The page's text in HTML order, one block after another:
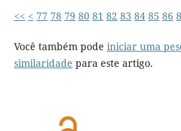
<< < 77 78 79 80 81 82 83 84 85 86
Você também pode iniciar uma
similaridade para este artigo.